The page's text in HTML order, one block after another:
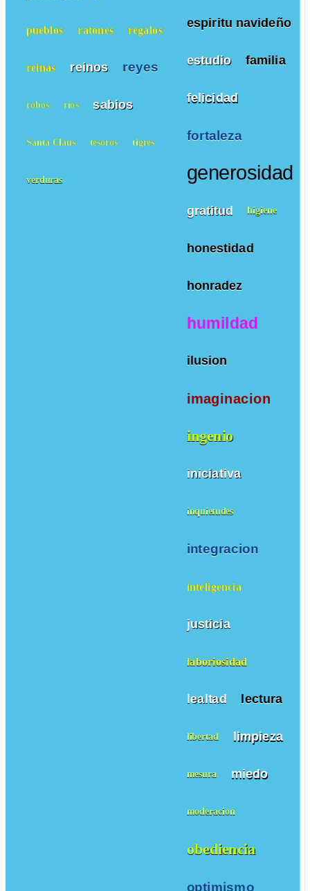
espiritu navideño
estudio familia
felicidad
fortaleza
generosidad
gratitud higiene
honestidad
honradez
humildad
ilusion
imaginacion
ingenio
iniciativa
inquietudes
integracion
inteligencia
justicia
laboriosidad
lealtad lectura
libertad limpieza
mesura miedo
moderacion
obediencia
optimismo
pueblos ratones regalos
reinas reinos reyes
robos ríos sabios
Santa Claus tesoros tigres
verduras